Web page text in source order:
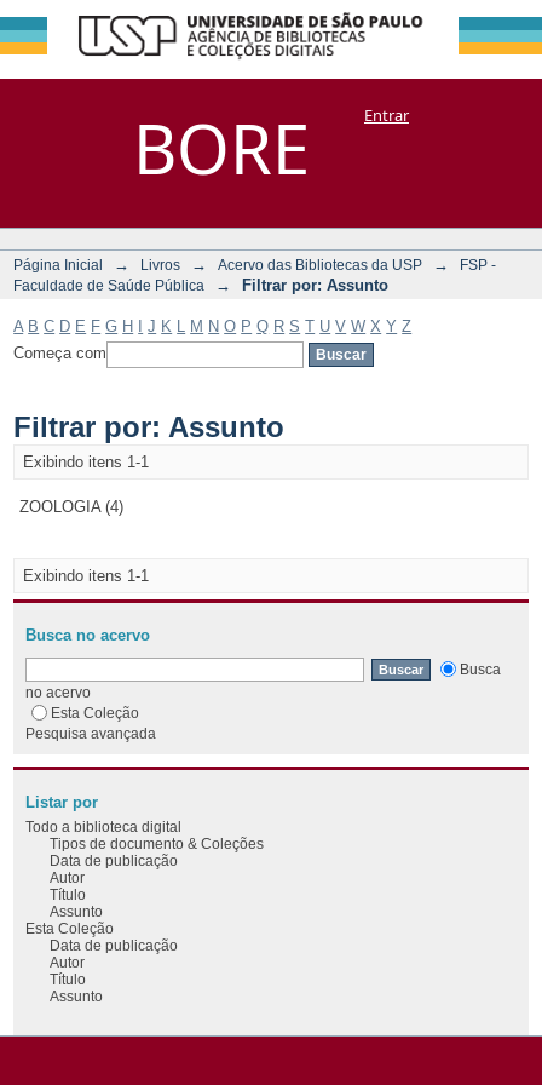
BORE
Filtrar por:
Assunto
DSpace/Manakin + CoriscoEntrar
Página Inicial → Livros → Acervo das Bibliotecas da USP →
FSP -
Faculdade de Saúde Pública
→ Filtrar por: Assunto
A B C D E F G H J K M N O P Q R S T U V W X Y Z
Começa com
Filtrar por: Assunto
Exibindo itens 1-1
ZOOLOGIA (4)
Exibindo itens 1-1
Busca no acervo
Busca
no acervo
Esta Coleção
Pesquisa avançada
Listar por
Todo a biblioteca digital
Tipos de documento & Coleções
Data de publicação
Autor
Título
Assunto
Esta Coleção
Data de publicação
Autor
Título
Assunto